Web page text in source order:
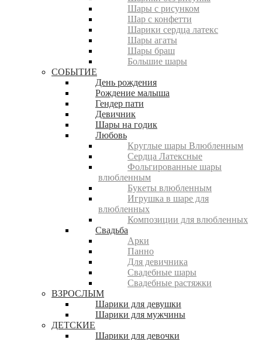
Шары с рисунком
Шар с конфетти
Шарики сердца латекс
Шары агаты
Шары браш
Большие шары
СОБЫТИЕ
День рождения
Рождение малыша
Гендер пати
Девичник
Шары на годик
Любовь
Круглые шары Влюбленным
Сердца Латексные
Фольгированные шары
влюбленным
Букеты влюбленным
Игрушка в шаре для
влюбленных
Композиции для влюбленных
Свадьба
Арки
Панно
Для девичника
Свадебные шары
Свадебные растяжки
ВЗРОСЛЫМ
Шарики для девушки
Шарики для мужчины
ДЕТСКИЕ
Шарики для девочки